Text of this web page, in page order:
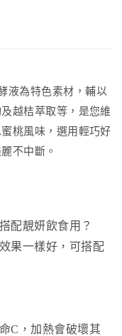
液為特色素材，輔以
越桔萃取等，是您維
桃風味，選用輕巧好
不中斷。
配靚妍飲食用？
果一樣好，可搭配
C，加熱會破壞其